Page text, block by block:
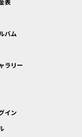
表
バム
ラリー
イン